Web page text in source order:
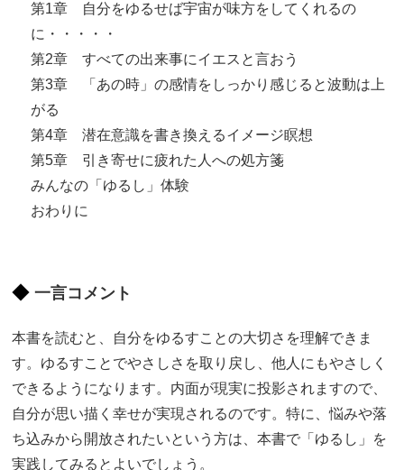
第1章 自分をゆるせば宇宙が味方をしてくれるの
に・・・・・
第2章 すべての出来事にイエスと言おう
第3章 「あの時」の感情をしっかり感じると波動は上
がる
第4章 潜在意識を書き換えるイメージ瞑想
第5章 引き寄せに疲れた人への処方箋
みんなの「ゆるし」体験
おわりに
一言コメント
本書を読むと、自分をゆるすことの大切さを理解できま
す。ゆるすことでやさしさを取り戻し、他人にもやさしく
できるようになります。内面が現実に投影されますので、
自分が思い描く幸せが実現されるのです。特に、悩みや落
ち込みから開放されたいという方は、本書で「ゆるし」を
実践してみるとよいでしょう。